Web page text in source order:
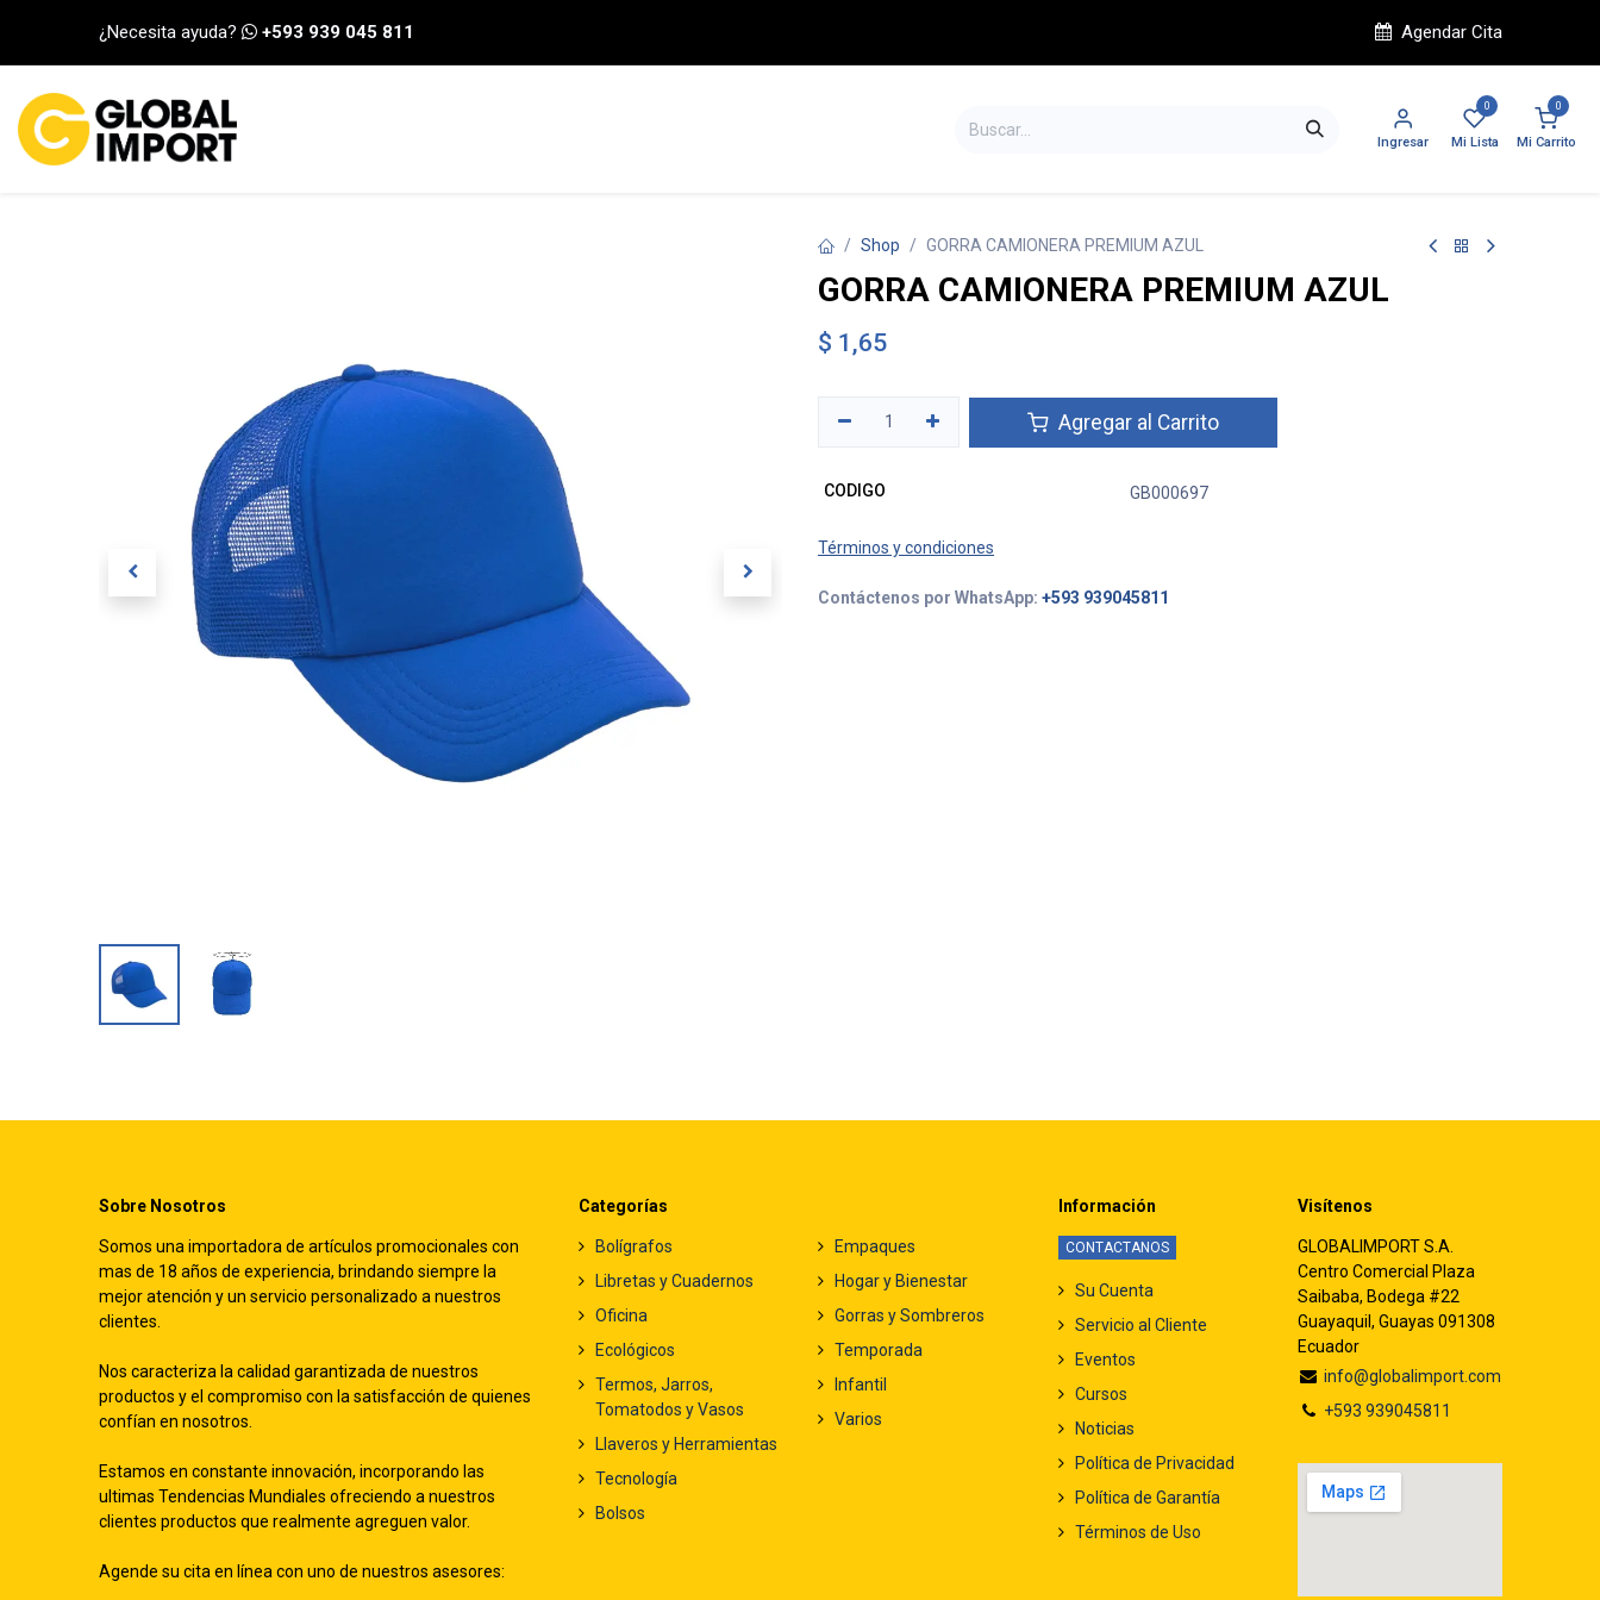
¿Necesita ayuda? +593 939 045 811 Agendar Cita
Ingresar
0
Mi Lista
0
Mi Carrito
Shop GORRA CAMIONERA PREMIUM AZUL
GORRA CAMIONERA PREMIUM AZUL
$ 1,65
Agregar al Carrito
CODIGO GB000697
Términos y condiciones
Contáctenos por WhatsApp: +593 939045811
Sobre Nosotros
Somos una importadora de artículos promocionales con
mas de 18 años de experiencia, brindando siempre la
mejor atención y un servicio personalizado a nuestros
clientes.
Nos caracteriza la calidad garantizada de nuestros
productos y el compromiso con la satisfacción de quienes
confían en nosotros.
Estamos en constante innovación, incorporando las
ultimas Tendencias Mundiales ofreciendo a nuestros
clientes productos que realmente agreguen valor.
Agende su cita en línea con uno de nuestros asesores:
Categorías
Bolígrafos
Libretas y Cuadernos
Oficina
Ecológicos
Termos, Jarros,
Tomatodos y Vasos
Llaveros y Herramientas
Tecnología
Bolsos
Empaques
Hogar y Bienestar
Gorras y Sombreros
Temporada
Infantil
Varios
Información
CONTACTANOS
Su Cuenta
Servicio al Cliente
Eventos
Cursos
Noticias
Política de Privacidad
Política de Garantía
Términos de Uso
Visítenos
GLOBALIMPORT S.A.
Centro Comercial Plaza
Saibaba, Bodega #22
Guayaquil, Guayas 091308
Ecuador
info@globalimport.com
+593 939045811